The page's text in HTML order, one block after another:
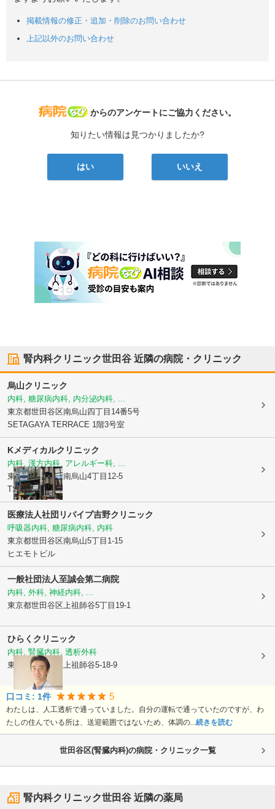
掲載情報の修正・追加・削除のお問い合わせ
上記以外のお問い合わせ
病院なび
からのアンケートにご協力ください。
知りたい情報は見つかりましたか?
はい いいえ
腎内科クリニック世田谷 近隣の病院・クリニック
烏山クリニック
内科, 糖尿病内科, 内分泌内科, ...
東京都世田谷区南烏山四丁目14番5号
SETAGAYA TERRACE 1階3号室
Kメディカルクリニック
内科, 漢方内科, アレルギー科, ...
東京都世田谷区南烏山4丁目12-5
TS烏山ビル3F
医療法人社団リバイブ吉野クリニック
呼吸器内科, 糖尿病内科, 内科
東京都世田谷区南烏山5丁目1-15
ヒエモトビル
一般社団法人至誠会第二病院
内科, 外科, 神経内科, ...
東京都世田谷区 上祖師谷5丁目19-1
ひらくクリニック
内科, 腎臓内科, 透析外科
東京都世田谷区
上祖師谷5-18-9
口コミ: 1件 5
わたしは、人工透析で通っていました。自分の運転で通っていたのですが、わ
たしの住んでいる所は、送迎範囲ではないため、体調の... 続きを読む
世田谷区(腎臓内科)の病院・クリニック一覧
腎内科クリニック世田谷 近隣の薬局